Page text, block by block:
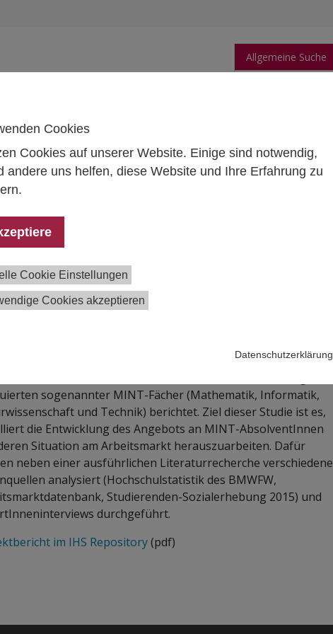
Cookies
Cookies auf unserer Website. Einige sind notwendig,
andere uns helfen, diese Website und Ihre Erfahrung zu
Cookie Einstellungen
Cookies akzeptieren
Datenschutzerklärung
Allgemeine Suche
Publikationen
sowie am Arbeitsmarkt. Eine Bestandsaufnahme
an öffentlichen Universitäten,
sowie am Arbeitsmarkt. Eine
David Binder,Bianca Thaler
Patrick Mathä,Sarah Zaussinger
sogenannter MINT-Fächer (Mathematik, Informatik,
und Technik) berichtet. Ziel dieser Studie ist es,
die Entwicklung des Angebots an MINT-AbsolventInnen
Situation am Arbeitsmarkt herauszuarbeiten. Dafür
neben einer ausführlichen Literaturrecherche verschiedene
analysiert (Hochschulstatistik des BMWFW,
Studierenden-Sozialerhebung 2015) und
durchgeführt.
im IHS Repository(pdf)